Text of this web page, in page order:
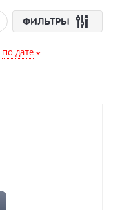
ФИЛЬТРЫ
по дате